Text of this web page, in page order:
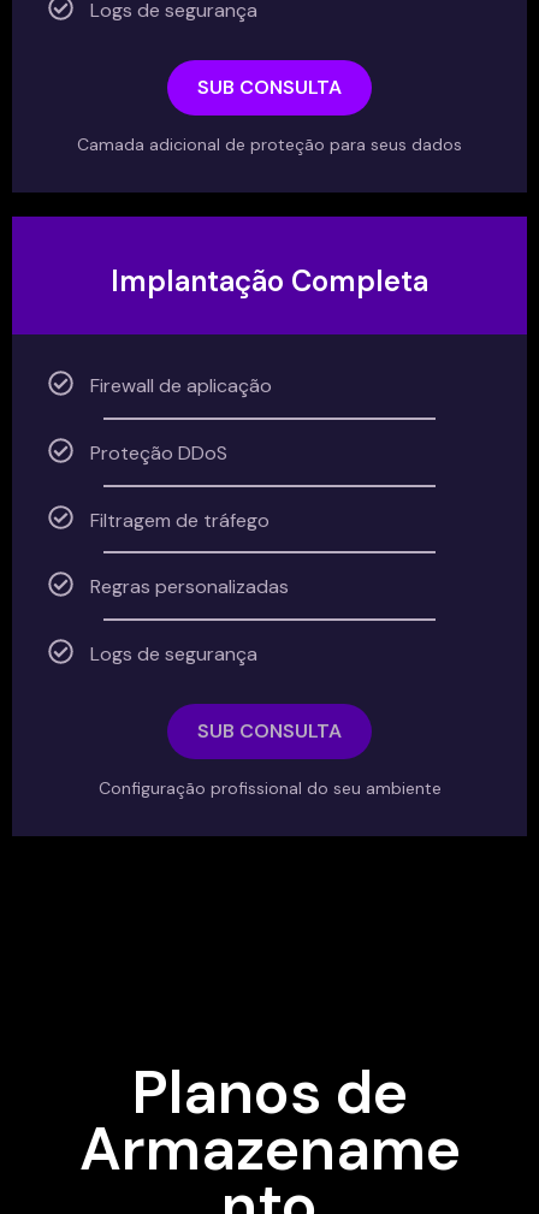
Logs de segurança
SUB CONSULTA
Camada adicional de proteção para seus dados
Implantação Completa
Firewall de aplicação
Proteção DDoS
Filtragem de tráfego
Regras personalizadas
Logs de segurança
SUB CONSULTA
Configuração profissional do seu ambiente
Planos de
Armazename